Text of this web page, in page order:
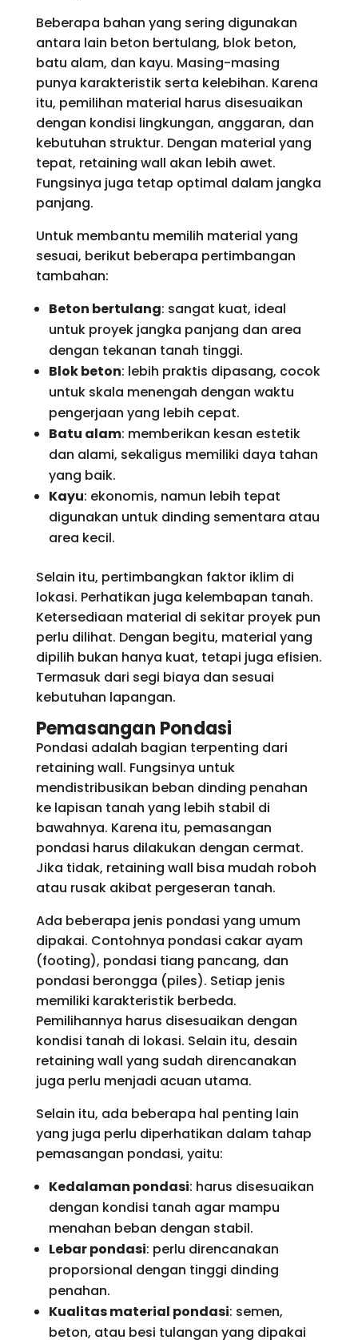
Beberapa bahan yang sering digunakan
antara lain beton bertulang, blok beton,
batu alam, dan kayu. Masing-masing
punya karakteristik serta kelebihan. Karena
itu, pemilihan material harus disesuaikan
dengan kondisi lingkungan, anggaran, dan
kebutuhan struktur. Dengan material yang
tepat, retaining wall akan lebih awet.
Fungsinya juga tetap optimal dalam jangka
panjang.
Untuk membantu memilih material yang
sesuai, berikut beberapa pertimbangan
tambahan:
Beton bertulang: sangat kuat, ideal
untuk proyek jangka panjang dan area
dengan tekanan tanah tinggi.
Blok beton: lebih praktis dipasang, cocok
untuk skala menengah dengan waktu
pengerjaan yang lebih cepat.
Batu alam: memberikan kesan estetik
dan alami, sekaligus memiliki daya tahan
yang baik.
Kayu: ekonomis, namun lebih tepat
digunakan untuk dinding sementara atau
area kecil.
Selain itu, pertimbangkan faktor iklim di
lokasi. Perhatikan juga kelembapan tanah.
Ketersediaan material di sekitar proyek pun
perlu dilihat. Dengan begitu, material yang
dipilih bukan hanya kuat, tetapi juga efisien.
Termasuk dari segi biaya dan sesuai
kebutuhan lapangan.
Pemasangan Pondasi
Pondasi adalah bagian terpenting dari
retaining wall. Fungsinya untuk
mendistribusikan beban dinding penahan
ke lapisan tanah yang lebih stabil di
bawahnya. Karena itu, pemasangan
pondasi harus dilakukan dengan cermat.
Jika tidak, retaining wall bisa mudah roboh
atau rusak akibat pergeseran tanah.
Ada beberapa jenis pondasi yang umum
dipakai. Contohnya pondasi cakar ayam
(footing), pondasi tiang pancang, dan
pondasi berongga (piles). Setiap jenis
memiliki karakteristik berbeda.
Pemilihannya harus disesuaikan dengan
kondisi tanah di lokasi. Selain itu, desain
retaining wall yang sudah direncanakan
juga perlu menjadi acuan utama.
Selain itu, ada beberapa hal penting lain
yang juga perlu diperhatikan dalam tahap
pemasangan pondasi, yaitu:
Kedalaman pondasi: harus disesuaikan
dengan kondisi tanah agar mampu
menahan beban dengan stabil.
Lebar pondasi: perlu direncanakan
proporsional dengan tinggi dinding
penahan.
Kualitas material pondasi: semen,
beton, atau besi tulangan yang dipakai